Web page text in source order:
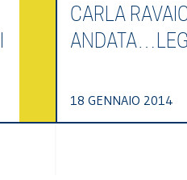
CARLA
18 GENNAIO 2014